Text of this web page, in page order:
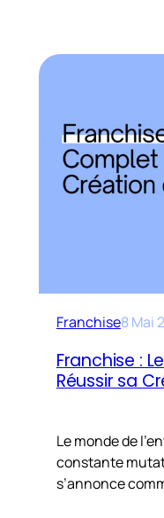
Franchise8 Mai
Franchise :
Réussir sa
Le monde de
constante
s’annonce